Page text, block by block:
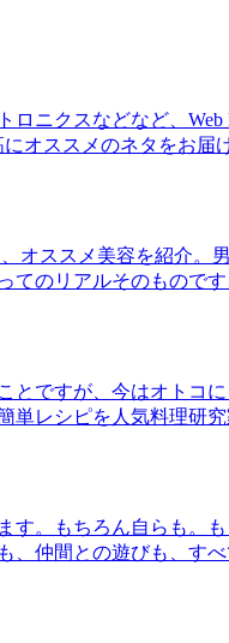
ニクスなどなど、
オススメのネタをお届
オススメ美容を紹介
のリアルそのものです
とですが、今はオト
レシピを人気料理研究
。もちろん自らも。
仲間との遊びも、す